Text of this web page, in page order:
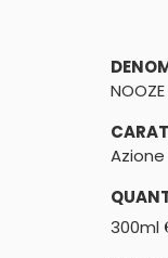
300ml